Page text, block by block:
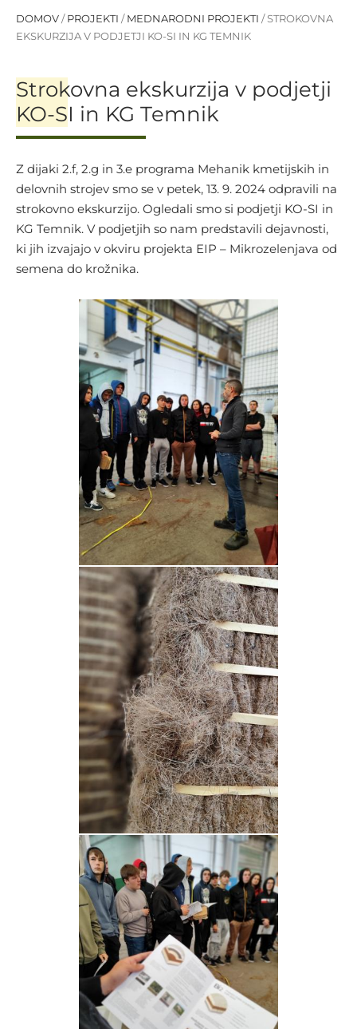
DOMOV / PROJEKTI / MEDNARODNI PROJEKTI /STROKOVNA
EKSKURZIJA V PODJETJI KO-SI IN KG TEMNIK
Strokovna ekskurzija v podjetji
KO-SI in KG Temnik
Z dijaki 2.f, 2.g in 3.e programa Mehanik kmetijskih in
delovnih strojev smo se v petek, 13. 9. 2024 odpravili na
strokovno ekskurzijo. Ogledali smo si podjetji KO-SI in
KG Temnik. V podjetjih so nam predstavili dejavnosti,
ki jih izvajajo v okviru projekta EIP – Mikrozelenjava od
semena do krožnika.